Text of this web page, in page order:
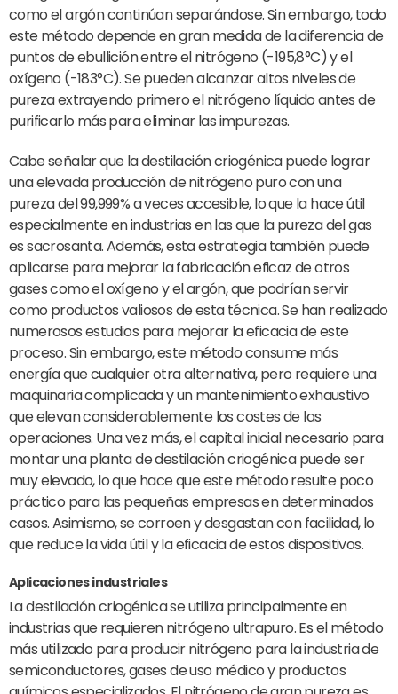
como el argón continúan separándose. Sin embargo, todo
este método depende en gran medida de la diferencia de
puntos de ebullición entre el nitrógeno (-195,8°C) y el
oxígeno (-183°C). Se pueden alcanzar altos niveles de
pureza extrayendo primero el nitrógeno líquido antes de
purificarlo más para eliminar las impurezas.
Cabe señalar que la destilación criogénica puede lograr
una elevada producción de nitrógeno puro con una
pureza del 99,999% a veces accesible, lo que la hace útil
especialmente en industrias en las que la pureza del gas
es sacrosanta. Además, esta estrategia también puede
aplicarse para mejorar la fabricación eficaz de otros
gases como el oxígeno y el argón, que podrían servir
como productos valiosos de esta técnica. Se han realizado
numerosos estudios para mejorar la eficacia de este
proceso. Sin embargo, este método consume más
energía que cualquier otra alternativa, pero requiere una
maquinaria complicada y un mantenimiento exhaustivo
que elevan considerablemente los costes de las
operaciones. Una vez más, el capital inicial necesario para
montar una planta de destilación criogénica puede ser
muy elevado, lo que hace que este método resulte poco
práctico para las pequeñas empresas en determinados
casos. Asimismo, se corroen y desgastan con facilidad, lo
que reduce la vida útil y la eficacia de estos dispositivos.
Aplicaciones industriales
La destilación criogénica se utiliza principalmente en
industrias que requieren nitrógeno ultrapuro. Es el método
más utilizado para producir nitrógeno para la industria de
semiconductores, gases de uso médico y productos